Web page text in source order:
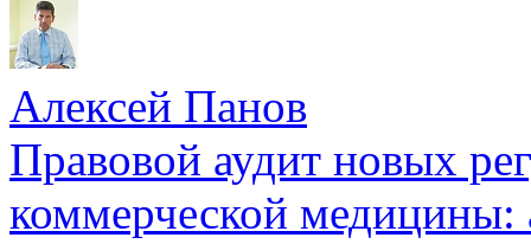
Алексей Панов
Правовой аудит новых
коммерческой медицины: